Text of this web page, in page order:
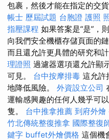
包裹，然後才能在指定的交
帳士 歷屆試題 台胞證 護照
指壓課程 如果答案是“是”，
向我們安全機櫃存儲頁面的
而且還允許更具體的研究和計
理證照 過濾器選項還允許顯
可見。 台中按摩排毒 這允許
地降低風險。 外資設立公司
運輸感興趣的任何人幾乎可
隻。 台中推拿推薦 到府外燴
竹北傳統整復推拿 國際整復
鍵字 buffet外燴價格 這個機